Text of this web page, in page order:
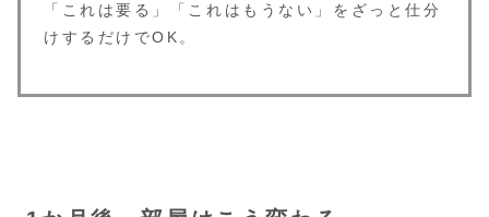
「これは要る」「これはもうない」をざっと仕分
けするだけでOK。